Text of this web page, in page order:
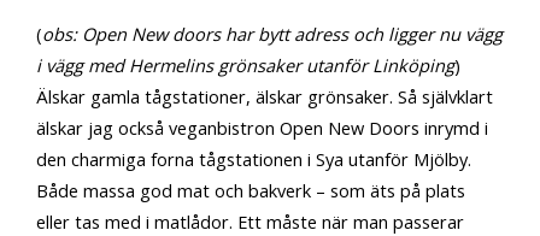
(obs: Open New doors har bytt adress och ligger nu vägg
i vägg med Hermelins grönsaker utanför Linköping)
Älskar gamla tågstationer, älskar grönsaker. Så självklart
älskar jag också veganbistron Open New Doors inrymd i
den charmiga forna tågstationen i Sya utanför Mjölby.
Både massa god mat och bakverk – som äts på plats
eller tas med i matlådor. Ett måste när man passerar